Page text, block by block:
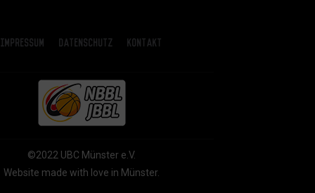
Impressum Datenschutz Kontakt
©2022 UBC Münster e.V.
Website made with love in Münster.